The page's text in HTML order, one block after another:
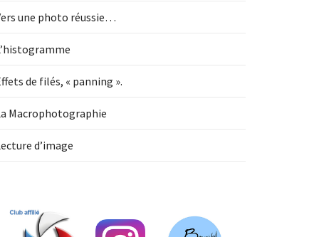
une photo réussie…
de filés, « panning ».
Macrophotographie
d’image